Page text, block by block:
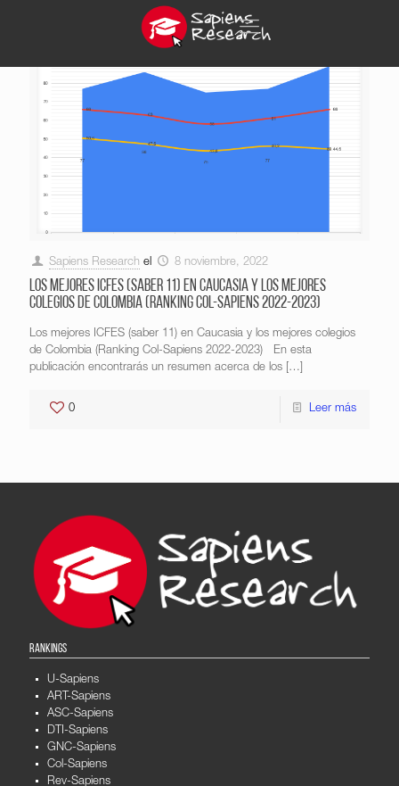
Sapiens Research el 8 noviembre, 2022
Los mejores ICFES (saber 11) en Caucasia y los mejores
colegios de Colombia (Ranking Col-Sapiens 2022-2023)
Los mejores ICFES (saber 11) en Caucasia y los mejores colegios
de Colombia (Ranking Col-Sapiens 2022-2023) En esta
publicación encontrarás un resumen acerca de los […]
0 Leer más
RANKINGS
U-Sapiens
ART-Sapiens
ASC-Sapiens
DTI-Sapiens
GNC-Sapiens
Col-Sapiens
Rev-Sapiens